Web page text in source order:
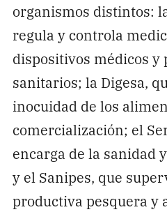
organismos distintos:
regula y controla
dispositivos médicos y
sanitarios; la Digesa,
inocuidad de los
comercialización; el
encarga de la sanidad
y el Sanipes, que
productiva pesquera y